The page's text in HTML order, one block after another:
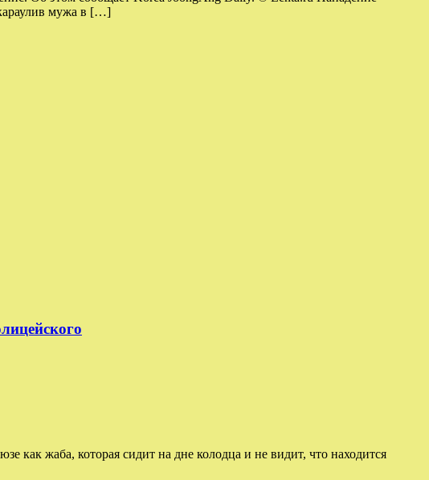
мужа в […]
как жаба, которая сидит на дне колодца и не видит, что находится